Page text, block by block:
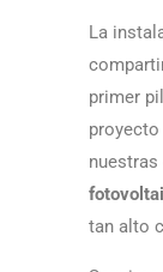
La
primer
nuestras
tan alto